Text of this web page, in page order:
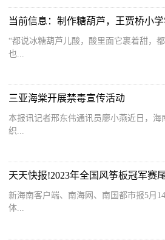
当前信息：制作糖葫芦，王贾桥小
“都说冰糖葫芦儿酸，酸里面它裹着甜，
也...
三亚海棠开展禁毒宣传活动
本报讯记者邢东伟通讯员廖小燕近日，海
织...
天天快报!2023年全国风筝板冠军赛
新海南客户端、南海网、南国都市报5月
体...